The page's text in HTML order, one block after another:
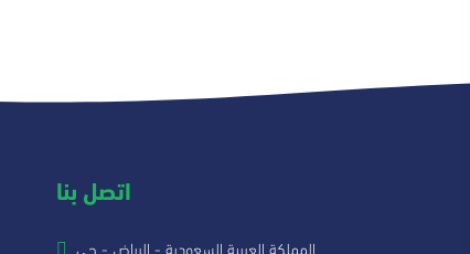
اتصل بنا
المملكة العربية السعودية - الرياض - حي